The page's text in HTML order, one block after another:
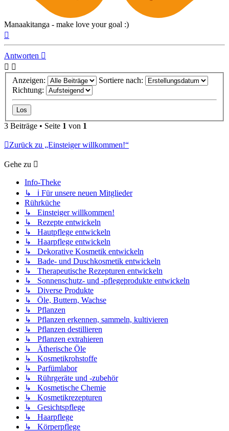
Manaakitanga - make love your goal :)
Antworten
Anzeigen:
Sortiere nach:
Richtung:
3 Beiträge • Seite 1 von 1
Zurück zu „Einsteiger willkommen!“
Gehe zu
Info-Theke
↳ ℹ️ Für unsere neuen Mitglieder
Rührküche
↳ Einsteiger willkommen!
↳ Rezepte entwickeln
↳ Hautpflege entwickeln
↳ Haarpflege entwickeln
↳ Dekorative Kosmetik entwickeln
↳ Bade- und Duschkosmetik entwickeln
↳ Therapeutische Rezepturen entwickeln
↳ Sonnenschutz- und -pflegeprodukte entwickeln
↳ Diverse Produkte
↳ Öle, Buttern, Wachse
↳ Pflanzen
↳ Pflanzen erkennen, sammeln, kultivieren
↳ Pflanzen destillieren
↳ Pflanzen extrahieren
↳ Ätherische Öle
↳ Kosmetikrohstoffe
↳ Parfümlabor
↳ Rührgeräte und -zubehör
↳ Kosmetische Chemie
↳ Kosmetikrezepturen
↳ Gesichtspflege
↳ Haarpflege
↳ Körperpflege